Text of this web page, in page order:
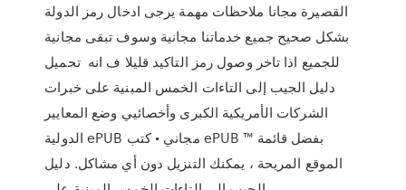
القصيرة مجانا ملاحظات مهمة يرجى ادخال رمز الدولة
بشكل صحيح جميع خدماتنا مجانية وسوف تبقى مجانية
للجميع اذا تاخر وصول رمز التاكيد قليلا ف انه تحميل
دليل الجيب إلى التاءات الخمس المبنية على خبرات
الشركات الأمريكية الكبرى وأخصائيي وضع المعايير
الدولية ePUB مجاني • كتب ePUB ™ بفضل قائمة
الموقع المريحة ، يمكنك التنزيل دون أي مشاكل. دليل